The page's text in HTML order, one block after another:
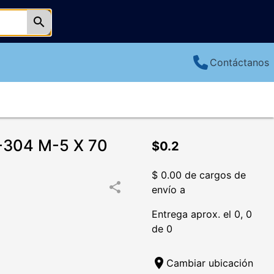
search
Contáctanos
304 M-5 X 70
share
$0.2
$ 0.00 de cargos de
envío a
Entrega aprox. el 0, 0
de 0
location_on Cambiar ubicación